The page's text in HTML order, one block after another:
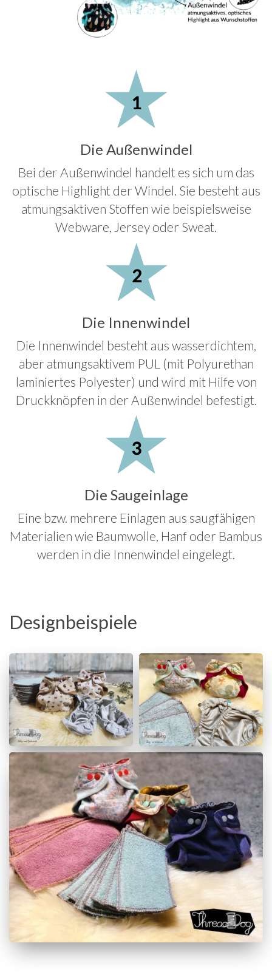
Die Außenwindel
Bei der Außenwindel handelt es sich um das
optische Highlight der Windel. Sie besteht aus
atmungsaktiven Stoffen wie beispielsweise
Webware, Jersey oder Sweat.
Die Innenwindel
Die Innenwindel besteht aus wasserdichtem,
aber atmungsaktivem PUL (mit Polyurethan
laminiertes Polyester) und wird mit Hilfe von
Druckknöpfen in der Außenwindel befestigt.
Die Saugeinlage
Eine bzw. mehrere Einlagen aus saugfähigen
Materialien wie Baumwolle, Hanf oder Bambus
werden in die Innenwindel eingelegt.
Designbeispiele